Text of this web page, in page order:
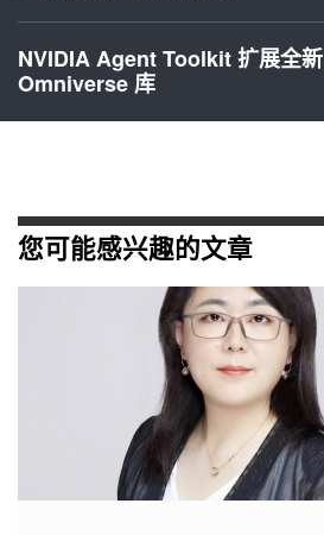
NVIDIA Agent Toolkit 扩展全新
Omniverse 库
您可能感兴趣的文章